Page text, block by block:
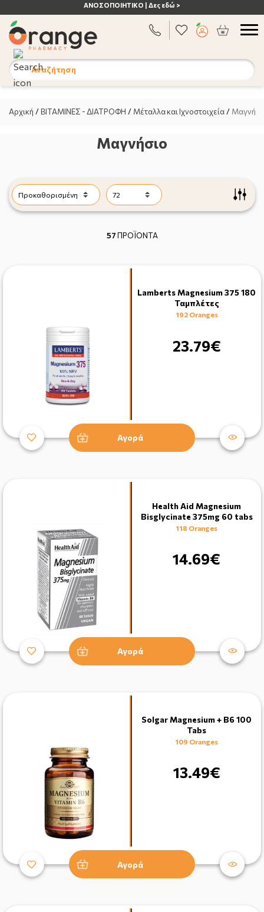
ΑΝΟΣΟΠΟΙΗΤΙΚΟ | Δες εδώ >
Αναζήτηση
Αρχική /ΒΙΤΑΜΙΝΕΣ - ΔΙΑΤΡΟΦΗ / Μέταλλα και Ιχνοστοιχεία /
Μαγνήσιο
57ΠΡΟΪΟΝΤΑ
Lamberts Magnesium 375 180
Ταμπλέτες
192 Oranges
23.79€
Αγορά
Health Aid Magnesium
Bisglycinate 375mg 60 tabs
118 Oranges
14.69€
Αγορά
Solgar Magnesium + B6 100
Tabs
109 Oranges
13.49€
Αγορά